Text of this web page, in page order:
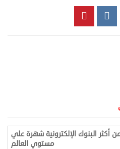
أكثر البنوك الإلكترونية شهرة علي
مستوي العالم